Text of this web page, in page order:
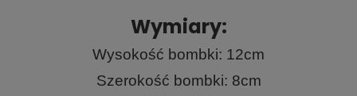
Wymiary:
Wysokość bombki: 12cm
Szerokość bombki: 8cm